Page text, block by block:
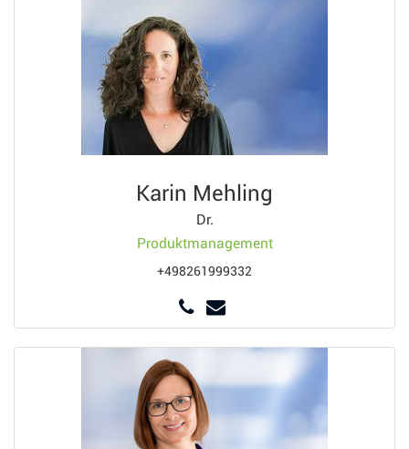
Karin Mehling
Dr.
Produktmanagement
+498261999332